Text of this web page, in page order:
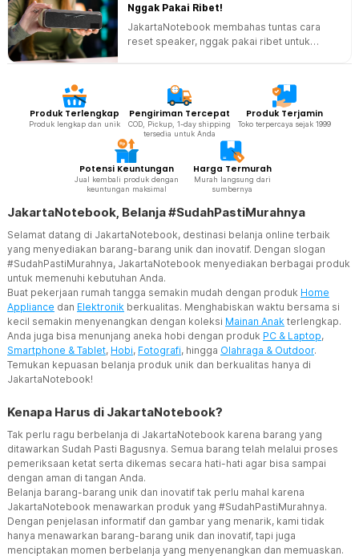
Nggak Pakai Ribet!
JakartaNotebook membahas tuntas cara
reset speaker, nggak pakai ribet untuk
Produk Terlengkap
Produk lengkap dan unik
Pengiriman Tercepat
COD, Pickup, 1-day shipping
tersedia untuk Anda
Produk Terjamin
Toko terpercaya sejak 1999
Potensi Keuntungan
Jual kembali produk dengan
keuntungan maksimal
Harga Termurah
Murah langsung dari
sumbernya
JakartaNotebook, Belanja #SudahPastiMurahnya
Selamat datang di JakartaNotebook, destinasi belanja online terbaik
yang menyediakan barang-barang unik dan inovatif. Dengan slogan
#SudahPastiMurahnya, JakartaNotebook menyediakan berbagai produk
untuk memenuhi kebutuhan Anda.
Buat pekerjaan rumah tangga semakin mudah dengan produk Home
Appliance dan Elektronik berkualitas. Menghabiskan waktu bersama si
kecil semakin menyenangkan dengan koleksi Mainan Anak terlengkap.
Anda juga bisa menunjang aneka hobi dengan produk PC & Laptop,
Smartphone & Tablet, Hobi, Fotografi, hingga Olahraga & Outdoor.
Temukan kepuasan belanja produk unik dan berkualitas hanya di
JakartaNotebook!
Kenapa Harus di JakartaNotebook?
Tak perlu ragu berbelanja di JakartaNotebook karena barang yang
ditawarkan Sudah Pasti Bagusnya. Semua barang telah melalui proses
pemeriksaan ketat serta dikemas secara hati-hati agar bisa sampai
dengan aman di tangan Anda.
Belanja barang-barang unik dan inovatif tak perlu mahal karena
JakartaNotebook menawarkan produk yang #SudahPastiMurahnya.
Dengan penjelasan informatif dan gambar yang menarik, kami tidak
hanya menawarkan barang-barang unik dan inovatif, tapi juga
menciptakan momen berbelanja yang menyenangkan dan memuaskan.